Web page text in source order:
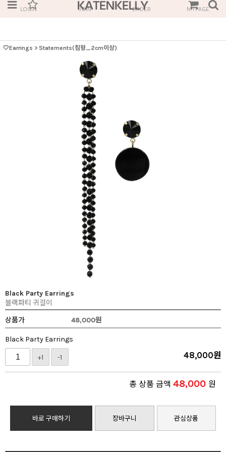
LOGIN JOIN ORDER MYPAGE
🤍Earrings > Statements(침형_2cm이상)
Black Party Earrings
블랙파티 귀걸이
상품가
48,000원
Black Party Earrings
+1 -1 48,000원
총 상품 금액 48,000 원
바로 구매하기 장바구니 관심상품